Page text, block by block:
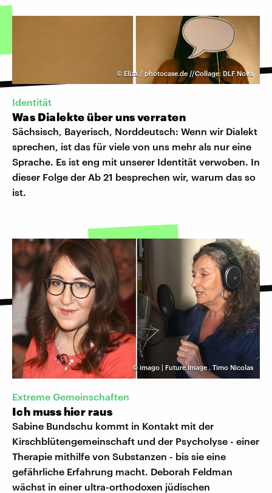
© Eliza / photocase.de //Collage: DLF Nova
Identität
Was Dialekte über uns verraten
Sächsisch, Bayerisch, Norddeutsch: Wenn wir Dialekt
sprechen, ist das für viele von uns mehr als nur eine
Sprache. Es ist eng mit unserer Identität verwoben. In
dieser Folge der Ab 21 besprechen wir, warum das so
ist.
©imago | Future Image , Timo Nicolas
Extreme Gemeinschaften
Ich muss hier raus
Sabine Bundschu kommt in Kontakt mit der
Kirschblütengemeinschaft und der Psycholyse - einer
Therapie mithilfe von Substanzen - bis sie eine
gefährliche Erfahrung macht. Deborah Feldman
wächst in einer ultra-orthodoxen jüdischen